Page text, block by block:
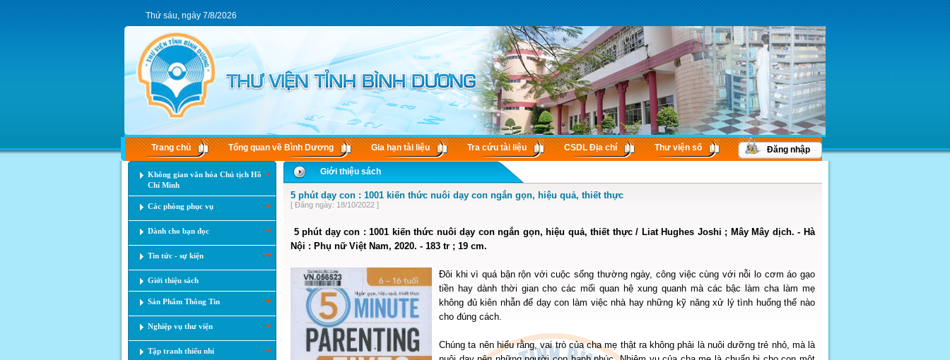
Thứ sáu, ngày 7/8/2026
Trang chủ Tổng quan về Bình Dương Gia hạn tài liệu Tra cứu tài liệu CSDL Ðịa chí Thư viện số Đăng nhập
Không gian văn hóa Chủ tịch Hồ
Chí Minh
Các phòng phục vụ
Dành cho bạn đọc
Tin tức - sự kiện
Giới thiệu sách
Sản Phẩm Thông Tin
Nghiệp vụ thư viện
Tập tranh thiếu nhi
Giới thiệu sách
5 phút dạy con : 1001 kiến thức nuôi dạy con ngắn gọn, hiệu quả, thiết thực
[ Đăng ngày: 18/10/2022 ]
5 phút dạy con : 1001 kiến thức nuôi dạy con ngắn gọn, hiệu quả, thiết thực / Liat Hughes Joshi ; Mây Mây dịch. - Hà
Nội : Phụ nữ Việt Nam, 2020. - 183 tr ; 19 cm.
Đôi khi vì quá bận rộn với cuộc sống thường ngày, công việc cùng với nỗi lo cơm áo gạo
tiền hay dành thời gian cho các mối quan hệ xung quanh mà các bậc làm cha làm mẹ
không đủ kiên nhẫn để dạy con làm việc nhà hay những kỹ năng xử lý tình huống thế nào
cho đúng cách.
Chúng ta nên hiểu rằng, vai trò của cha mẹ thật ra không phải là nuôi dưỡng trẻ nhỏ, mà là